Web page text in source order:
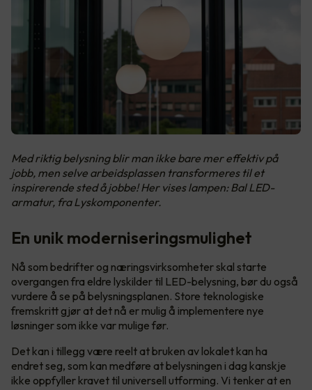
Med riktig belysning blir man ikke bare mer effektiv på
jobb, men selve arbeidsplassen transformeres til et
inspirerende sted å jobbe! Her vises lampen: Bal LED-
armatur, fra Lyskomponenter.
En unik moderniseringsmulighet
Nå som bedrifter og næringsvirksomheter skal starte
overgangen fra eldre lyskilder til LED-belysning, bør du også
vurdere å se på belysningsplanen. Store teknologiske
fremskritt gjør at det nå er mulig å implementere nye
løsninger som ikke var mulige før.
Det kan i tillegg være reelt at bruken av lokalet kan ha
endret seg, som kan medføre at belysningen i dag kanskje
ikke oppfyller kravet til universell utforming. Vi tenker at en